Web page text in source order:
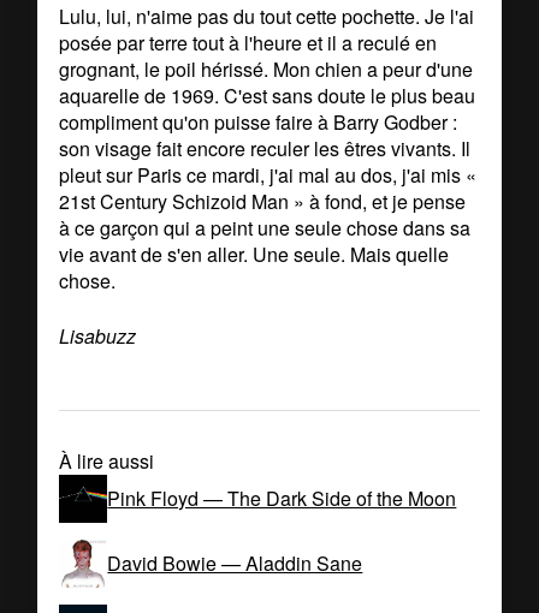
Lulu, lui, n'aime pas du tout cette pochette. Je l'ai
posée par terre tout à l'heure et il a reculé en
grognant, le poil hérissé. Mon chien a peur d'une
aquarelle de 1969. C'est sans doute le plus beau
compliment qu'on puisse faire à Barry Godber :
son visage fait encore reculer les êtres vivants. Il
pleut sur Paris ce mardi, j'ai mal au dos, j'ai mis «
21st Century Schizoid Man » à fond, et je pense
à ce garçon qui a peint une seule chose dans sa
vie avant de s'en aller. Une seule. Mais quelle
chose.
Lisabuzz
À lire aussi
Pink Floyd — The Dark Side of the Moon
David Bowie — Aladdin Sane